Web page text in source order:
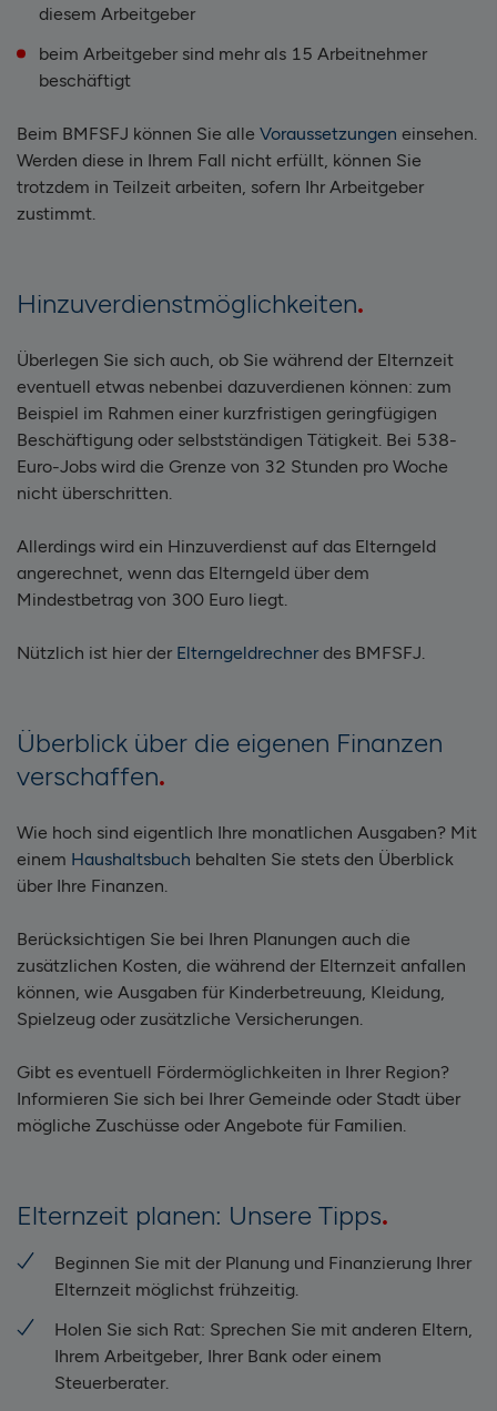
diesem Arbeitgeber
beim Arbeitgeber sind mehr als 15 Arbeitnehmer
beschäftigt
Beim BMFSFJ können Sie alle Voraussetzungen einsehen.
Werden diese in Ihrem Fall nicht erfüllt, können Sie
trotzdem in Teilzeit arbeiten, sofern Ihr Arbeitgeber
zustimmt.
Hinzuverdienstmöglichkeiten
Überlegen Sie sich auch, ob Sie während der Elternzeit
eventuell etwas nebenbei dazuverdienen können: zum
Beispiel im Rahmen einer kurzfristigen geringfügigen
Beschäftigung oder selbstständigen Tätigkeit. Bei 538-
Euro-Jobs wird die Grenze von 32 Stunden pro Woche
nicht überschritten.
Allerdings wird ein Hinzuverdienst auf das Elterngeld
angerechnet, wenn das Elterngeld über dem
Mindestbetrag von 300 Euro liegt.
Nützlich ist hier der Elterngeldrechnerdes BMFSFJ.
Überblick über die eigenen Finanzen
verschaffen
Wie hoch sind eigentlich Ihre monatlichen Ausgaben? Mit
einem Haushaltsbuch behalten Sie stets den Überblick
über Ihre Finanzen.
Berücksichtigen Sie bei Ihren Planungen auch die
zusätzlichen Kosten, die während der Elternzeit anfallen
können, wie Ausgaben für Kinderbetreuung, Kleidung,
Spielzeug oder zusätzliche Versicherungen.
Gibt es eventuell Fördermöglichkeiten in Ihrer Region?
Informieren Sie sich bei Ihrer Gemeinde oder Stadt über
mögliche Zuschüsse oder Angebote für Familien.
Elternzeit planen: Unsere Tipps
Beginnen Sie mit der Planung und Finanzierung Ihrer
Elternzeit möglichst frühzeitig.
Holen Sie sich Rat: Sprechen Sie mit anderen Eltern,
Ihrem Arbeitgeber, Ihrer Bank oder einem
Steuerberater.